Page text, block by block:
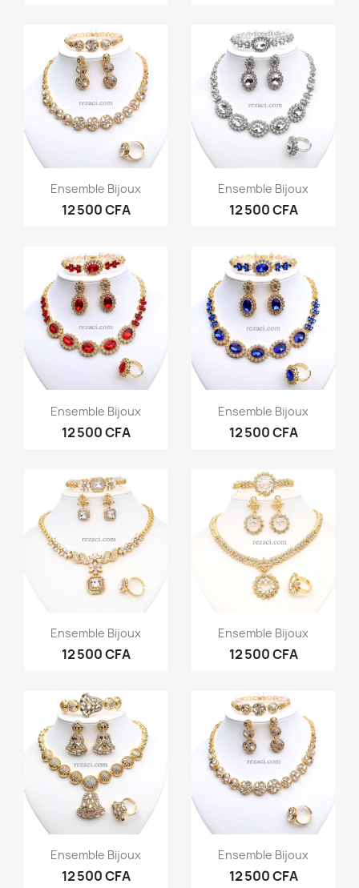
Aperçu rapide
Ensemble Bijoux
12 500 CFA
Aperçu rapide
Ensemble Bijoux
12 500 CFA
Aperçu rapide
Ensemble Bijoux
12 500 CFA
Aperçu rapide
Ensemble Bijoux
12 500 CFA
Aperçu rapide
Ensemble Bijoux
12 500 CFA
Aperçu rapide
Ensemble Bijoux
12 500 CFA
Aperçu rapide
Ensemble Bijoux
12 500 CFA
Aperçu rapide
Ensemble Bijoux
12 500 CFA